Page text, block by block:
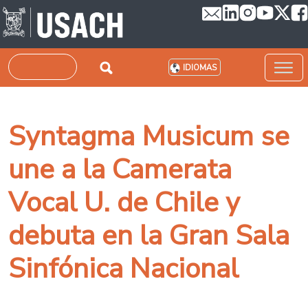
Pasar al contenido principal
Buscar IDIOMAS
Syntagma Musicum se
une a la Camerata
Vocal U. de Chile y
debuta en la Gran Sala
Sinfónica Nacional